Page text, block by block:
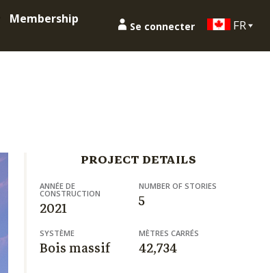
Membership
Se connecter FR
PROJECT DETAILS
ANNÉE DE
CONSTRUCTION
2021
NUMBER OF STORIES
5
SYSTÈME
Bois massif
MÈTRES CARRÉS
42,734